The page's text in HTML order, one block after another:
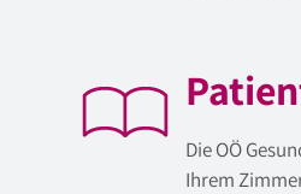
Die OÖ
Ihrem